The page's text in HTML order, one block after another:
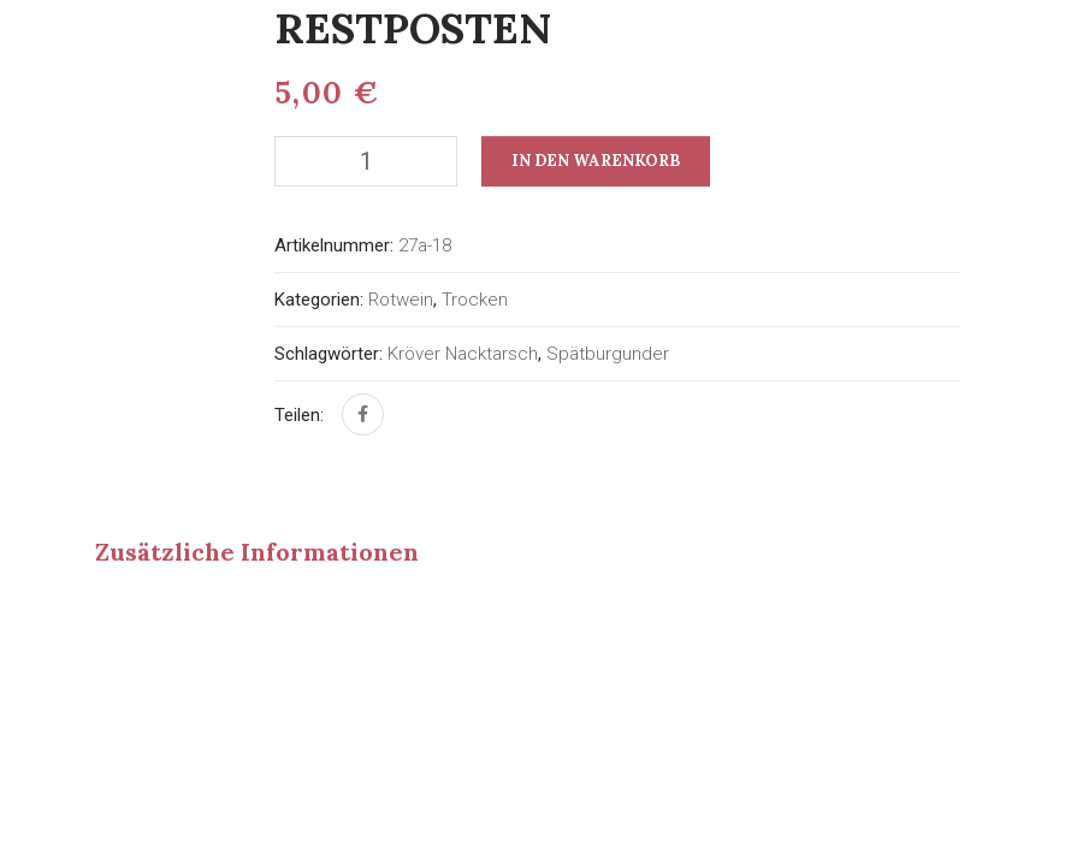
RESTPOSTEN
5,00 €
IN DEN WARENKORB
Artikelnummer: 27a-18
Kategorien: Rotwein, Trocken
Schlagwörter: Kröver Nacktarsch, Spätburgunder
Teilen:
Zusätzliche Informationen